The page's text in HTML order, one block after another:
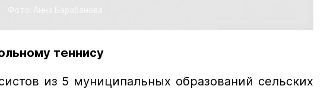
теннису
из 5 муниципальных образований сельских